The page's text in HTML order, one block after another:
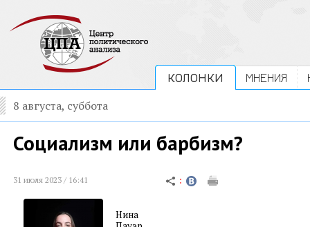
КОЛОНКИ МНЕНИЯ
8 августа, суббота
Социализм или барбизм?
31 июля 2023 / 16:41
Нина